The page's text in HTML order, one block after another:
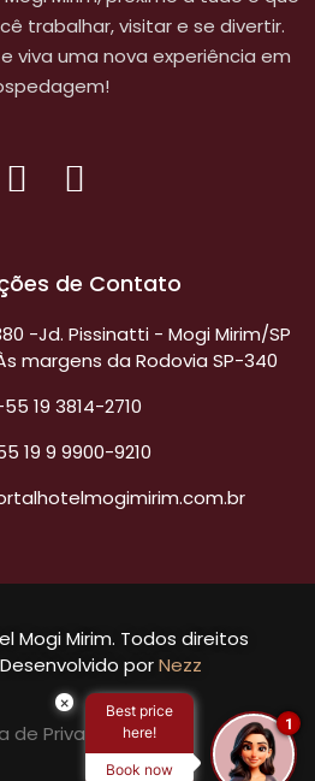
trabalhar, visitar e se divertir.
viva uma nova experiência em
de Contato
-Jd. Pissinatti - Mogi Mirim/SP
margens da Rodovia SP-340
19 3814-2710
19 9 9900-9210
Mogi Mirim. Todos direitos
porNezz
de Privacidade
×
Best price
here!
Book now
1